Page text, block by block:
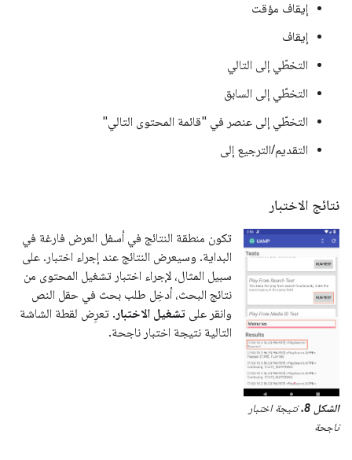
إيقاف مؤقت
إيقاف
التخطّي إلى التالي
التخطّي إلى السابق
التخطّي إلى عنصر في "قائمة المحتوى التالي"
التقديم/الترجيع إلى
نتائج الاختبار
الشكل 8.
نتيجة اختبار
ناجحة
تكون منطقة النتائج في أسفل العرض فارغة في
البداية. وسيعرض النتائج عند إجراء اختبار. على
سبيل المثال، لإجراء اختبار تشغيل المحتوى من
نتائج البحث، أدخِل طلب بحث في حقل النص
وانقر على تشغيل الاختبار . تعرِض لقطة الشاشة
التالية نتيجة اختبار ناجحة.